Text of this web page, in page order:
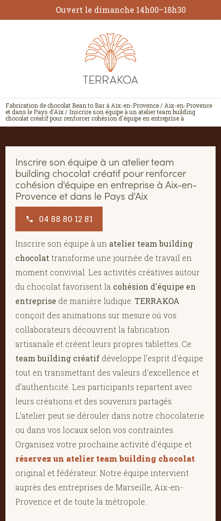
Fabrication de chocolat Bean to Bar à Aix-en-Provence / Aix-en-Provence
et dans le Pays d'Aix / Inscrire son équipe à un atelier team building
chocolat créatif pour renforcer cohésion d'équipe en entreprise à
Inscrire son équipe à un atelier team
building chocolat créatif pour renforcer
cohésion d'équipe en entreprise à Aix-en-
Provence et dans le Pays d'Aix
04 88 80 12 81
Inscrire son équipe à un atelier team building
chocolat transforme une journée de travail en
moment convivial. Les activités créatives autour
du chocolat favorisent la cohésion d'équipe en
entreprise de manière ludique.TERRAKOA
conçoit des animations sur mesure où vos
collaborateurs découvrent la fabrication
artisanale et créent leurs propres tablettes. Ce
team building créatif développe l'esprit d'équipe
tout en transmettant des valeurs d'excellence et
d'authenticité. Les participants repartent avec
leurs créations et des souvenirs partagés.
L'atelier peut se dérouler dans notre chocolaterie
ou dans vos locaux selon vos contraintes.
Organisez votre prochaine activité d'équipe et
réservez un atelier team building chocolat
original et fédérateur. Notre équipe intervient
auprès des entreprises de Marseille, Aix-en-
Provence et de toute la métropole.
Panneau de gestion des cookies